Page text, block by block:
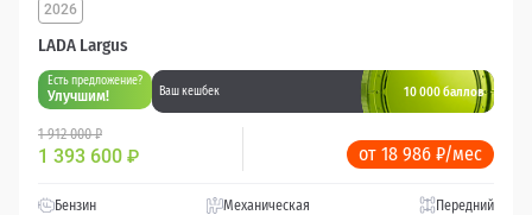
LADA Largus
2026
Есть предложение?
Улучшим! Ваш кешбек 10 000 баллов
1 912 000 ₽
1 393 600 ₽ от 18 986 ₽/мес
Бензин Механическая Передний